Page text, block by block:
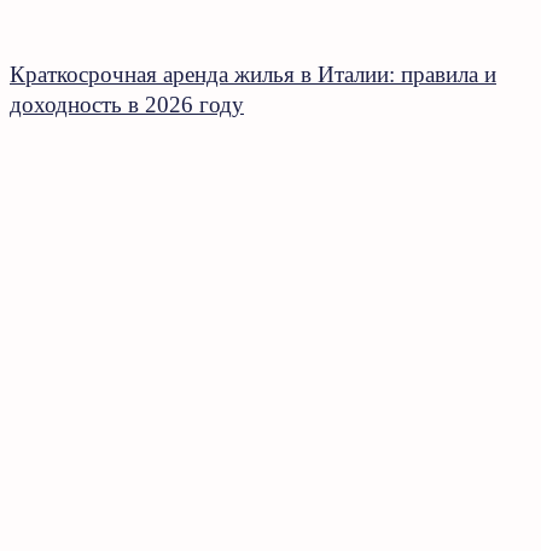
Краткосрочная аренда жилья в Италии: правила и
доходность в 2026 году